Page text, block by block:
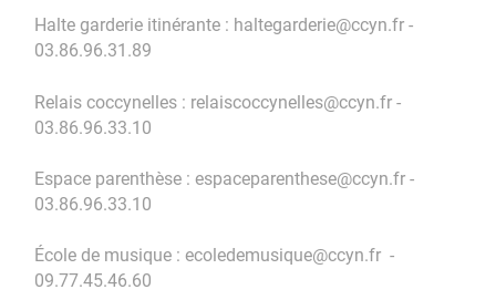
Halte garderie itinérante : haltegarderie@ccyn.fr -
03.86.96.31.89
Relais coccynelles : relaiscoccynelles@ccyn.fr -
03.86.96.33.10
Espace parenthèse : espaceparenthese@ccyn.fr -
03.86.96.33.10
École de musique : ecoledemusique@ccyn.fr -
09.77.45.46.60